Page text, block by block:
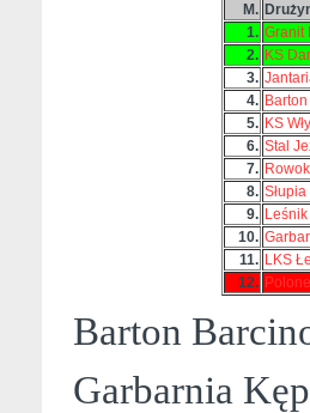
M.
1. Granit
2. KS
3.
4.
5. KS
6. Stal
7.
8.
9.
10.
11. LKS
12.
Barton
Garbarnia